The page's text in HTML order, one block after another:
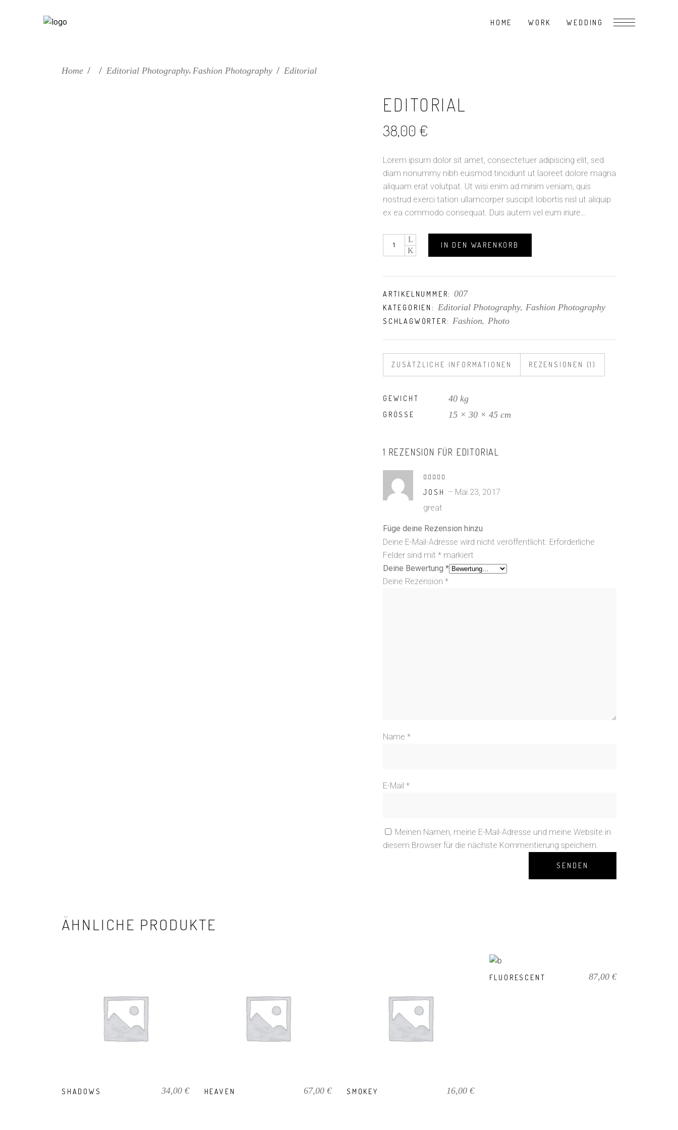
HOME WORK WEDDING
Home / / Editorial Photography, Fashion Photography / Editorial
EDITORIAL
38,00 €
Lorem ipsum dolor sit amet, consectetuer adipiscing elit, sed
diam nonummy nibh euismod tincidunt ut laoreet dolore magna
aliquam erat volutpat. Ut wisi enim ad minim veniam, quis
nostrud exerci tation ullamcorper suscipit lobortis nisl ut aliquip
ex ea commodo consequat. Duis autem vel eum iriure…
Editorial
quantity
IN DEN WARENKORB
ARTIKELNUMMER: 007
KATEGORIEN: Editorial Photography, Fashion Photography
SCHLAGWÖRTER: Fashion, Photo
ZUSÄTZLICHE INFORMATIONEN REZENSIONEN (1)
GEWICHT 40 kg
GRÖSSE 15 × 30 × 45 cm
1 REZENSION FÜR EDITORIAL
von 5
JOSH – Mai 23, 2017
great
Füge deine Rezension hinzu
Deine E-Mail-Adresse wird nicht veröffentlicht. Erforderliche
Felder sind mit * markiert
Deine Bewertung *
Deine Rezension *
Name *
E-Mail *
Meinen Namen, meine E-Mail-Adresse und meine Website in
diesem Browser für die nächste Kommentierung speichern.
ÄHNLICHE PRODUKTE
PRODUKT KAUFEN
SHADOWS 34,00 €
PRODUKT KAUFEN
HEAVEN 67,00 €
IN DEN
WARENKORB
SMOKEY 16,00 €
FLUORESCENT 87,00 €